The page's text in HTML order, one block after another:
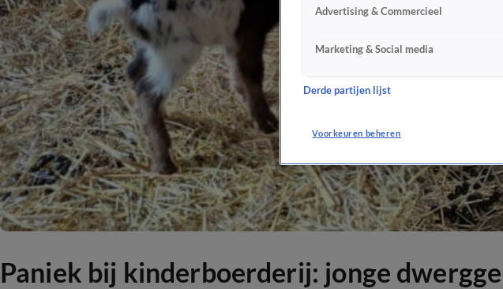
Paniek bij kinderboerderij: jonge
Advertising & Commercieel
Marketing & Social media
Derde partijen lijst
Voorkeuren beheren